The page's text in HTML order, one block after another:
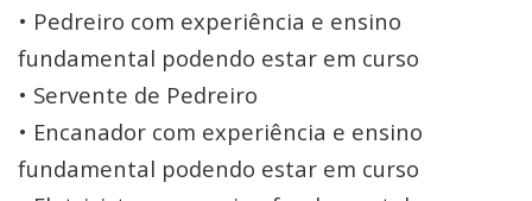
• Pedreiro com experiência e ensino
fundamental podendo estar em curso
• Servente de Pedreiro
• Encanador com experiência e ensino
fundamental podendo estar em curso